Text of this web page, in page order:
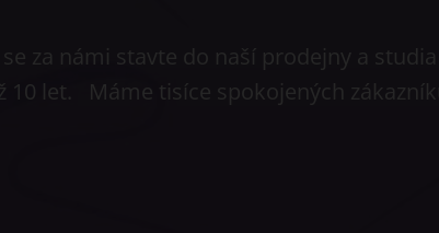
za námi stavte do naší prodejny a
10 let. Máme tisíce spokojených